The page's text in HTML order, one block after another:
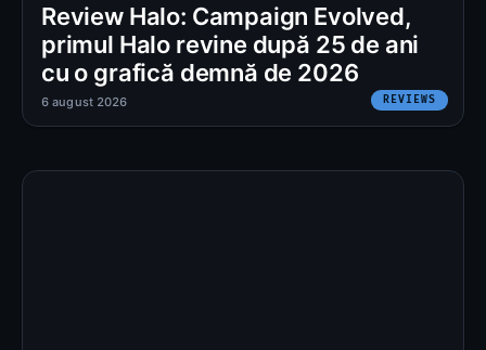
Review Halo: Campaign Evolved,
primul Halo revine după 25 de ani
cu o grafică demnă de 2026
REVIEWS
6 august 2026